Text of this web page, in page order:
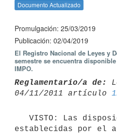
Documento Actualizado
Promulgación: 25/03/2019
Publicación: 02/04/2019
El Registro Nacional de Leyes y
semestre se encuentra
IMPO.
Reglamentario/a de:
04/11/2011 artículo
establecidas por el